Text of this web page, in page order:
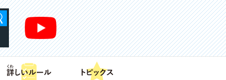
そび方商品情報 カードリスト